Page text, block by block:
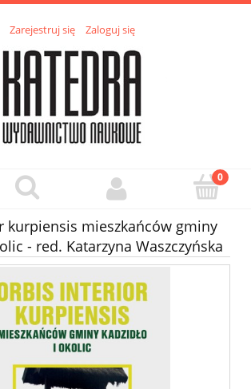
Zarejestruj się Zaloguj się
kurpiensis mieszkańców gminy
- red. Katarzyna Waszczyńska